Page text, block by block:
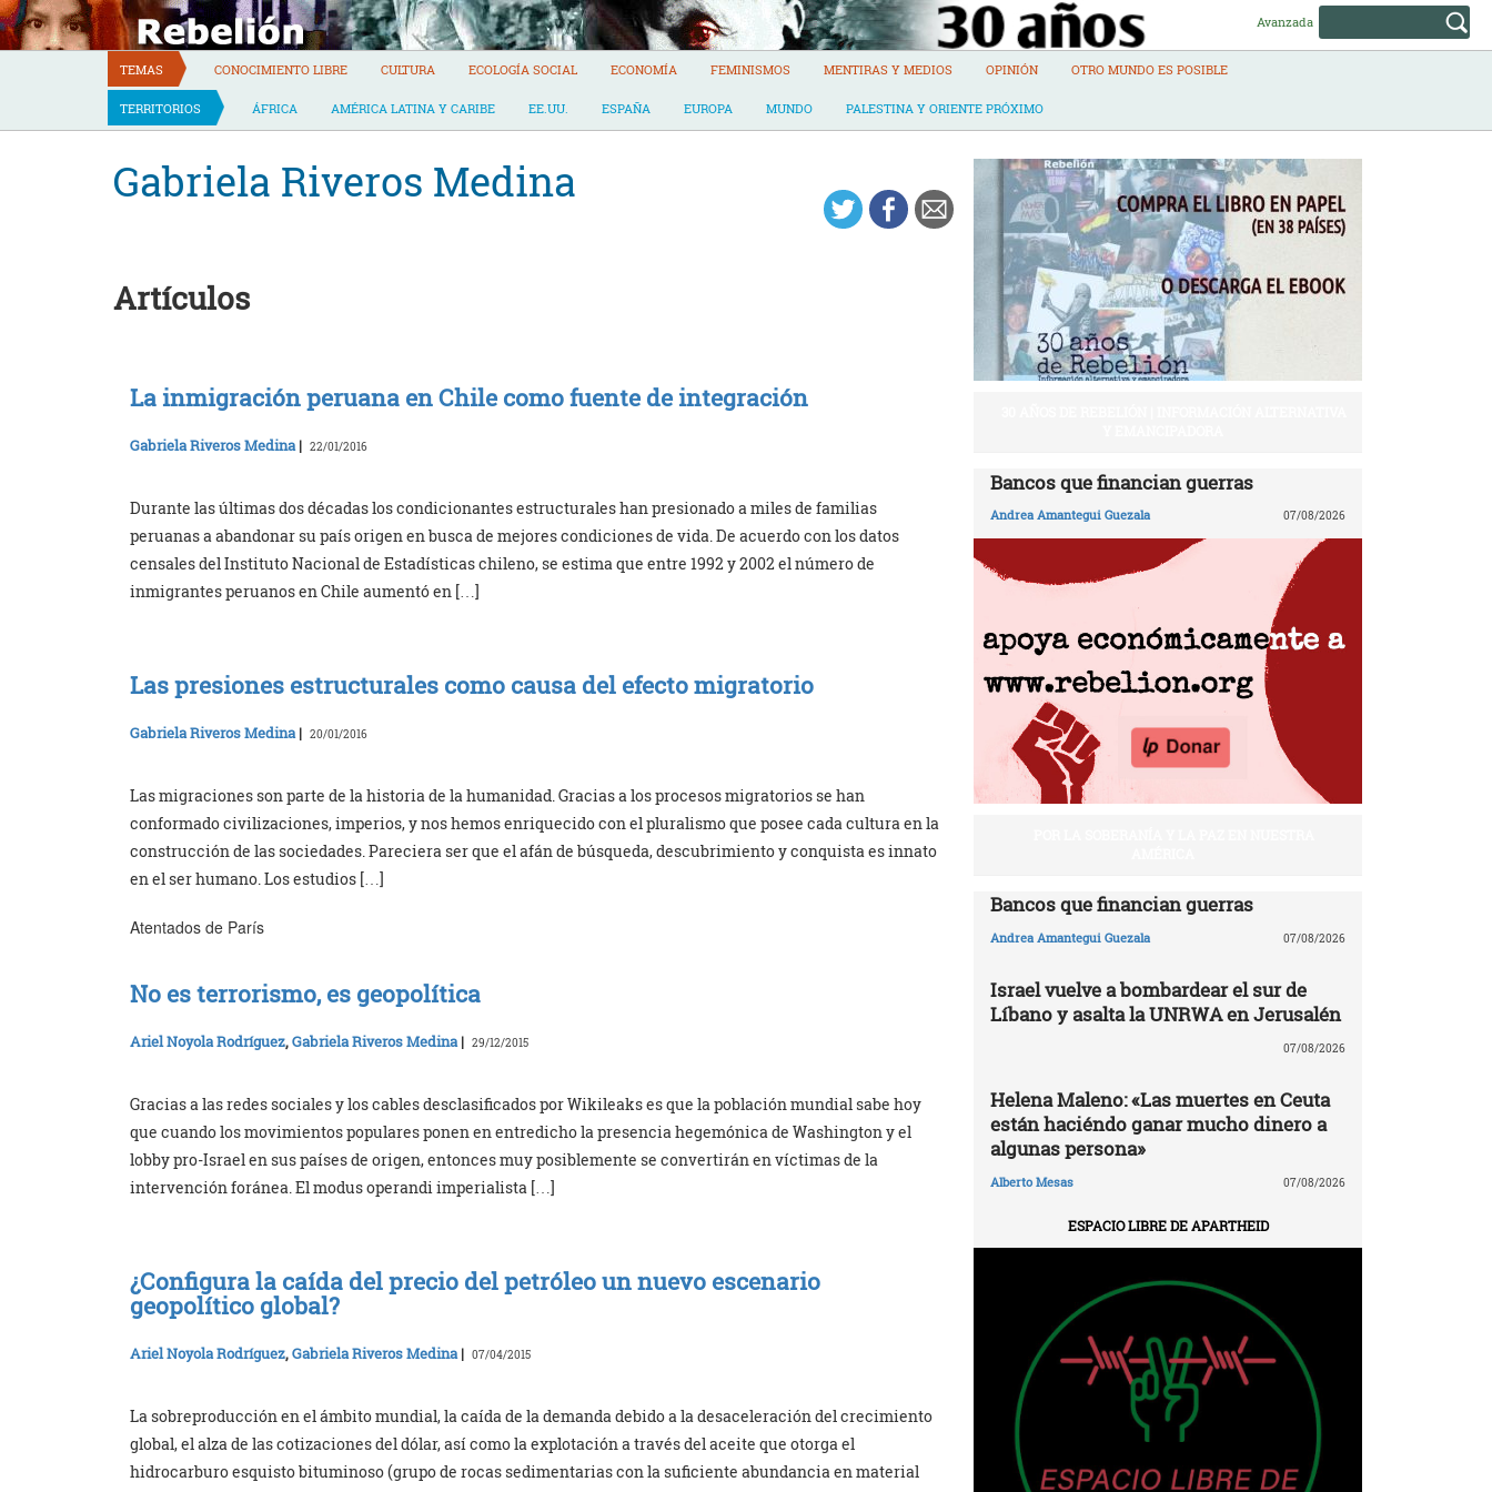
Skip
to
content
Avanzada
TEMAS CONOCIMIENTO LIBRE CULTURA ECOLOGÍA SOCIAL ECONOMÍA FEMINISMOS MENTIRAS Y MEDIOS OPINIÓN OTRO MUNDO ES POSIBLE
TERRITORIOS ÁFRICA AMÉRICA LATINA Y CARIBE EE.UU. ESPAÑA EUROPA MUNDO PALESTINA Y ORIENTE PRÓXIMO
Gabriela Riveros Medina
Artículos
La inmigración peruana en Chile como fuente de integración
Gabriela Riveros Medina | 22/01/2016
Durante las últimas dos décadas los condicionantes estructurales han presionado a miles de familias
peruanas a abandonar su país origen en busca de mejores condiciones de vida. De acuerdo con los datos
censales del Instituto Nacional de Estadísticas chileno, se estima que entre 1992 y 2002 el número de
inmigrantes peruanos en Chile aumentó en […]
Las presiones estructurales como causa del efecto migratorio
Gabriela Riveros Medina | 20/01/2016
Las migraciones son parte de la historia de la humanidad. Gracias a los procesos migratorios se han
conformado civilizaciones, imperios, y nos hemos enriquecido con el pluralismo que posee cada cultura en la
construcción de las sociedades. Pareciera ser que el afán de búsqueda, descubrimiento y conquista es innato
en el ser humano. Los estudios […]
Atentados de París
No es terrorismo, es geopolítica
Ariel Noyola Rodríguez,Gabriela Riveros Medina| 29/12/2015
Gracias a las redes sociales y los cables desclasificados por Wikileaks es que la población mundial sabe hoy
que cuando los movimientos populares ponen en entredicho la presencia hegemónica de Washington y el
lobby pro-Israel en sus países de origen, entonces muy posiblemente se convertirán en víctimas de la
intervención foránea. El modus operandi imperialista […]
¿Configura la caída del precio del petróleo un nuevo escenario
geopolítico global?
Ariel Noyola Rodríguez,Gabriela Riveros Medina | 07/04/2015
La sobreproducción en el ámbito mundial, la caída de la demanda debido a la desaceleración del crecimiento
global, el alza de las cotizaciones del dólar, así como la explotación a través del aceite que otorga el
hidrocarburo esquisto bituminoso (grupo de rocas sedimentarias con la suficiente abundancia en material
Bancos que financian guerras
Andrea Amantegui Guezala 07/08/2026
Bancos que financian guerras
Andrea Amantegui Guezala 07/08/2026
Israel vuelve a bombardear el sur de
Líbano y asalta la UNRWA en Jerusalén
07/08/2026
Helena Maleno: «Las muertes en Ceuta
están haciéndo ganar mucho dinero a
algunas persona»
Alberto Mesas 07/08/2026
ESPACIO LIBRE DE APARTHEID